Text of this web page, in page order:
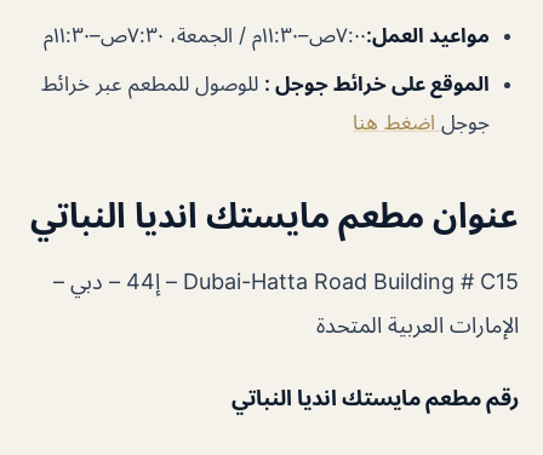
مواعيد العمل:٧:٠٠ص–١١:٣٠م / الجمعة، ٧:٣٠ص–١١:٣٠م
الموقع على خرائط جوجل : للوصول للمطعم عبر خرائط
جوجل اضغط هنا
عنوان مطعم مايستك انديا النباتي
Dubai-Hatta Road Building # C15 – إ44 – دبي –
الإمارات العربية المتحدة
رقم مطعم مايستك انديا النباتي